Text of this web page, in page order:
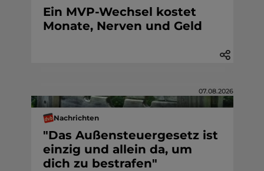
Ein MVP-Wechsel kostet
Monate, Nerven und Geld
07.08.2026
Nachrichten
"Das Außensteuergesetz ist
einzig und allein da, um
dich zu bestrafen"